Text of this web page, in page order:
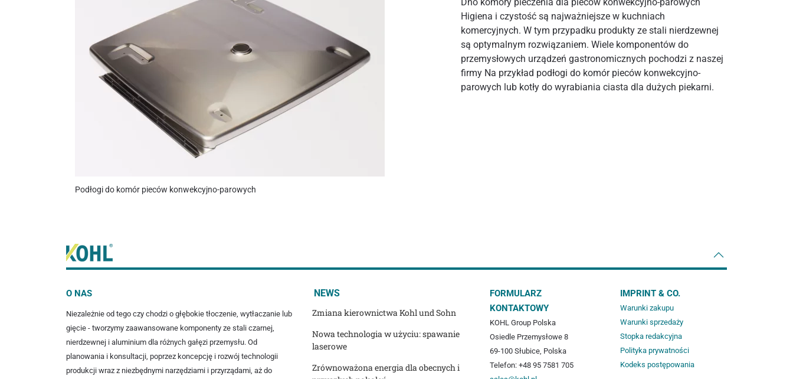
Podłogi do komór pieców konwekcyjno-parowych
Higiena i czystość są najważniejsze w kuchniach
komercyjnych. W tym przypadku produkty ze stali nierdzewnej
są optymalnym rozwiązaniem. Wiele komponentów do
przemysłowych urządzeń gastronomicznych pochodzi z naszej
firmy Na przykład podłogi do komór pieców konwekcyjno-
parowych lub kotły do wyrabiania ciasta dla dużych piekarni.
O NAS
Niezależnie od tego czy chodzi o głębokie tłoczenie, wytłaczanie lub
gięcie - tworzymy zaawansowane komponenty ze stali czarnej,
nierdzewnej i aluminium dla różnych gałęzi przemysłu. Od
planowania i konsultacji, poprzez koncepcję i rozwój technologii
produkcji wraz z niezbędnymi narzędziami i przyrządami, aż do
NEWS
Zmiana kierownictwa Kohl und Sohn
Nowa technologia w użyciu: spawanie
laserowe
Zrównoważona energia dla obecnych i
FORMULARZ
KONTAKTOWY
KOHL Group Polska
Osiedle Przemysłowe 8
69-100 Słubice, Polska
Telefon: +48 95 7581 705
IMPRINT & CO.
Warunki zakupu
Warunki sprzedaży
Stopka redakcyjna
Polityka prywatności
Kodeks postępowania